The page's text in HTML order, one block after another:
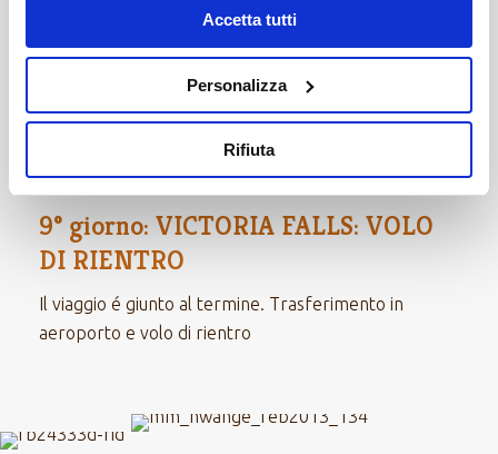
Accetta tutti
Personalizza
Rifiuta
di escursioni che la cittadina offre, dal
Scopri di più su VICTORIA FALLS
9° giorno: VICTORIA FALLS: VOLO
DI RIENTRO
Il viaggio é giunto al termine. Trasferimento in
aeroporto e volo di rientro